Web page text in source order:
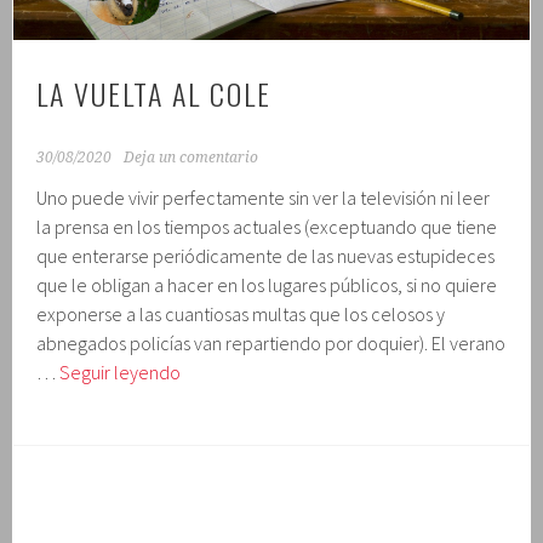
LA VUELTA AL COLE
30/08/2020 Deja un comentario
Uno puede vivir perfectamente sin ver la televisión ni leer
la prensa en los tiempos actuales (exceptuando que tiene
que enterarse periódicamente de las nuevas estupideces
que le obligan a hacer en los lugares públicos, si no quiere
exponerse a las cuantiosas multas que los celosos y
abnegados policías van repartiendo por doquier). El verano
…Seguir leyendo